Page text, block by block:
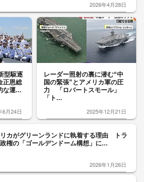
2026年4月28日
型駆逐
正恩総
な運...
6月24日
レーダー照射の裏に潜む“中
国の緊張”とアメリカ軍の圧
力 「ロバートスモール」
「ト...
2025年12月21日
カがグリーンランドに執着する理由 トラ
権の「ゴールデンドーム構想」に...
2026年1月26日